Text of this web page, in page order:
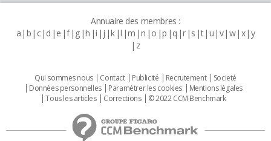
Annuaire des membres :
a b c d e f g h i j k l m n o p q r s t u v w x y
z
Qui sommes nous Contact Publicité Recrutement
Societé
Données personnelles
Paramétrer les cookies
Mentions légales
Tous les articles
Corrections © 2022 CCM Benchmark